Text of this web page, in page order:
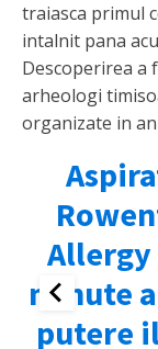
traiasca primul
intalnit pana
Descoperirea a
arheologi
organizate in